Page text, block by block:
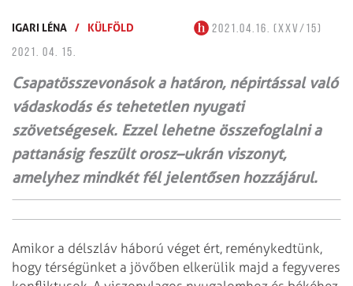
IGARI LÉNA / KÜLFÖLD
2021.04.16. (XXV/15)
2021. 04. 15.
Csapatösszevonások a határon, népirtással való
vádaskodás és tehetetlen nyugati
szövetségesek. Ezzel lehetne összefoglalni a
pattanásig feszült orosz–ukrán viszonyt,
amelyhez mindkét fél jelentősen hozzájárul.
Amikor a délszláv háború véget ért, reménykedtünk,
hogy térségünket a jövőben elkerülik majd a fegyveres